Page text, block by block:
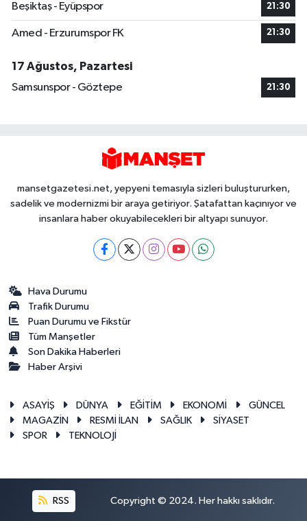
Beşiktaş - Eyüpspor 21:30
Amed - Erzurumspor FK 21:30
17 Ağustos, Pazartesi
Samsunspor - Göztepe
21:30
mansetgazetesi.net, yepyeni temasıyla sizleri buluştururken,
sadelik ve modernizmi bir araya getiriyor. Şatafattan kaçınıyor ve
insanlara haber okuyabilecekleri bir altyapı sunuyor.
Hava Durumu
Trafik Durumu
Puan Durumu ve Fikstür
Tüm Manşetler
Son Dakika Haberleri
Haber Arşivi
ASAYİŞ DÜNYA EĞİTİM EKONOMİ
GÜNCEL
MAGAZİN
RESMİ İLAN SAĞLIK
SİYASET
SPOR
TEKNOLOJİ
RSS Copyright © 2024. Her hakkı saklıdır.